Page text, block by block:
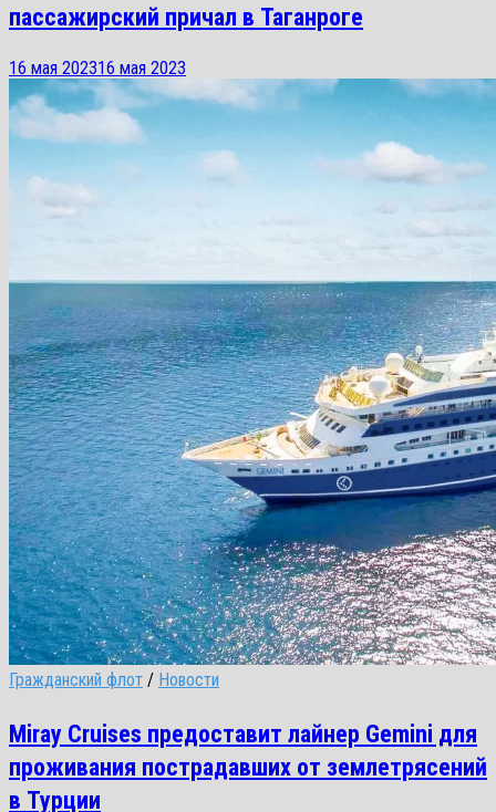
пассажирский причал в Таганроге
16 мая 202316 мая 2023
Гражданский флот / Новости
Miray Cruises предоставит лайнер Gemini для
проживания пострадавших от землетрясений
в Турции